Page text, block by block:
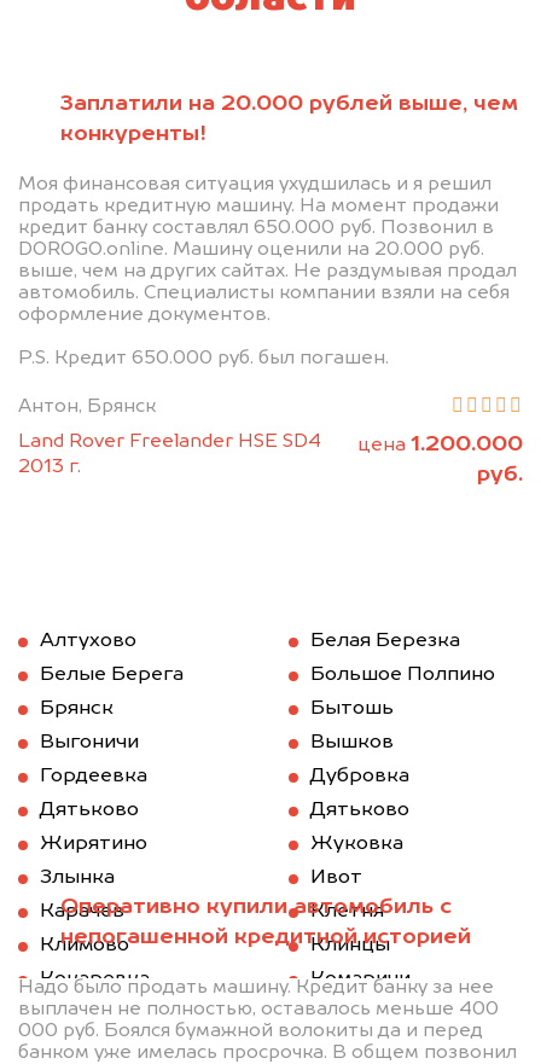
Заплатили на 20.000 рублей выше, чем
конкуренты!
Моя финансовая ситуация ухудшилась и я решил
продать кредитную машину. На момент продажи
кредит банку составлял 650.000 руб. Позвонил в
DOROGO.online. Машину оценили на 20.000 руб.
выше, чем на других сайтах. Не раздумывая продал
автомобиль. Специалисты компании взяли на себя
оформление документов.
P.S. Кредит 650.000 руб. был погашен.
Антон, Брянск
Land Rover Freelander HSE SD4
2013 г.
цена 1.200.000
руб.
Оперативно купили автомобиль с
непогашенной кредитной историей
Надо было продать машину. Кредит банку за нее
выплачен не полностью, оставалось меньше 400
000 руб. Боялся бумажной волокиты да и перед
банком уже имелась просрочка. В общем позвонил
Алтухово
Белая Березка
Белые Берега
Большое Полпино
Брянск
Бытошь
Выгоничи
Вышков
Гордеевка
Дубровка
Дятьково
Дятьково
Жирятино
Жуковка
Злынка
Ивот
Карачев
Клетня
Климово
Клинцы
Кокаревка
Комаричи
Красная Гора
Локоть
Мглин
Навля